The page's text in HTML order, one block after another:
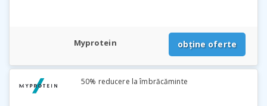
Myprotein obține oferte
50% reducere la îmbrăcăminte